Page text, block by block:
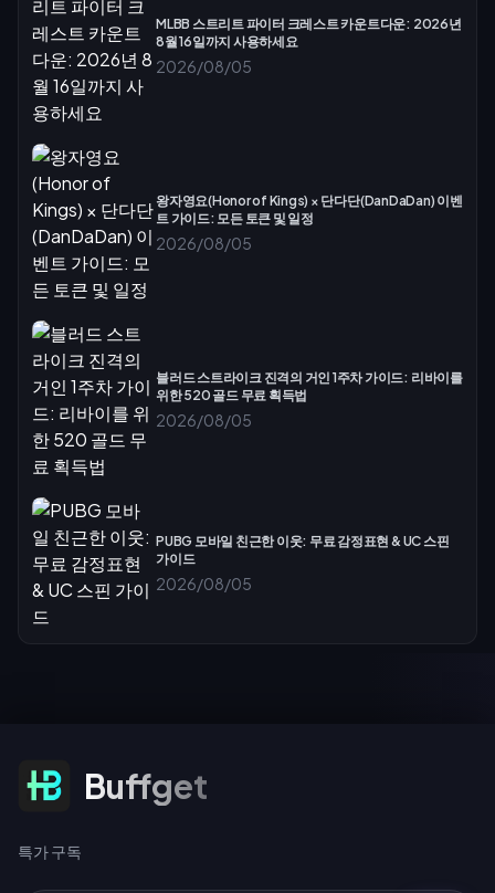
MLBB 스트리트 파이터 크레스트 카운트다운: 2026년
8월 16일까지 사용하세요
2026/08/05
왕자영요(Honor of Kings) × 단다단(DanDaDan) 이벤
트 가이드: 모든 토큰 및 일정
2026/08/05
블러드 스트라이크 진격의 거인 1주차 가이드: 리바이를
위한 520 골드 무료 획득법
2026/08/05
PUBG 모바일 친근한 이웃: 무료 감정표현 & UC 스핀
가이드
2026/08/05
특가 구독 Buffget
특가 구독